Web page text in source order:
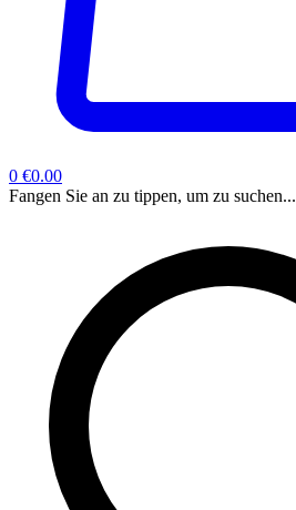
0 €0.00
Fangen Sie an zu tippen, um zu suchen...